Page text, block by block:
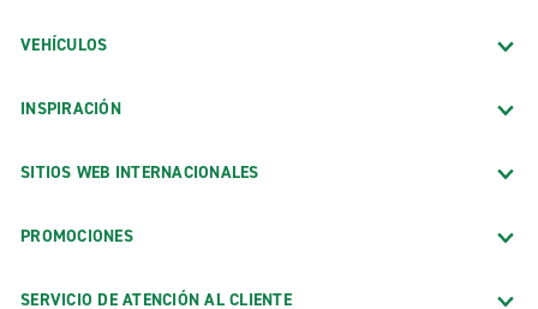
VEHÍCULOS
INSPIRACIÓN
SITIOS WEB INTERNACIONALES
PROMOCIONES
SERVICIO DE ATENCIÓN AL CLIENTE